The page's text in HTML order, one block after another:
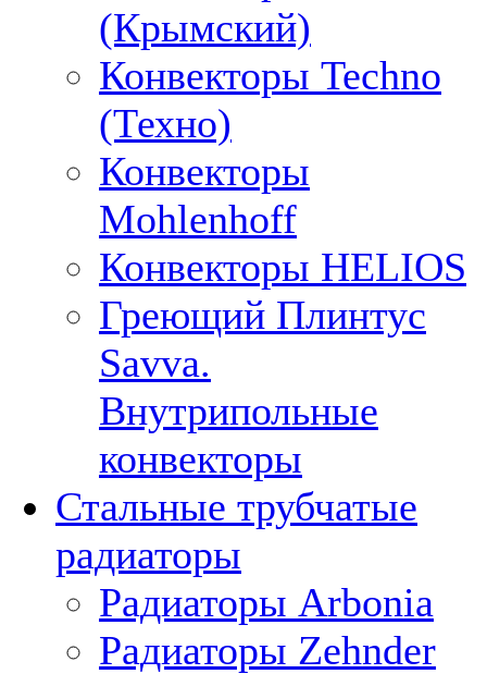
(Крымский)
Конвекторы Techno
(Техно)
Конвекторы
Mohlenhoff
Конвекторы HELIOS
Греющий Плинтус
Savva.
Внутрипольные
конвекторы
Стальные трубчатые
радиаторы
Радиаторы Arbonia
Радиаторы Zehnder